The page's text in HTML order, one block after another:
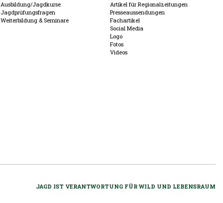
Ausbildung/Jagdkurse
Jagdprüfungsfragen
Weiterbildung & Seminare
Artikel für Regionalzeitungen
Presseaussendungen
Fachartikel
Social Media
Logo
Fotos
Videos
JAGD IST VERANTWORTUNG FÜR WILD UND LEBENSRAUM